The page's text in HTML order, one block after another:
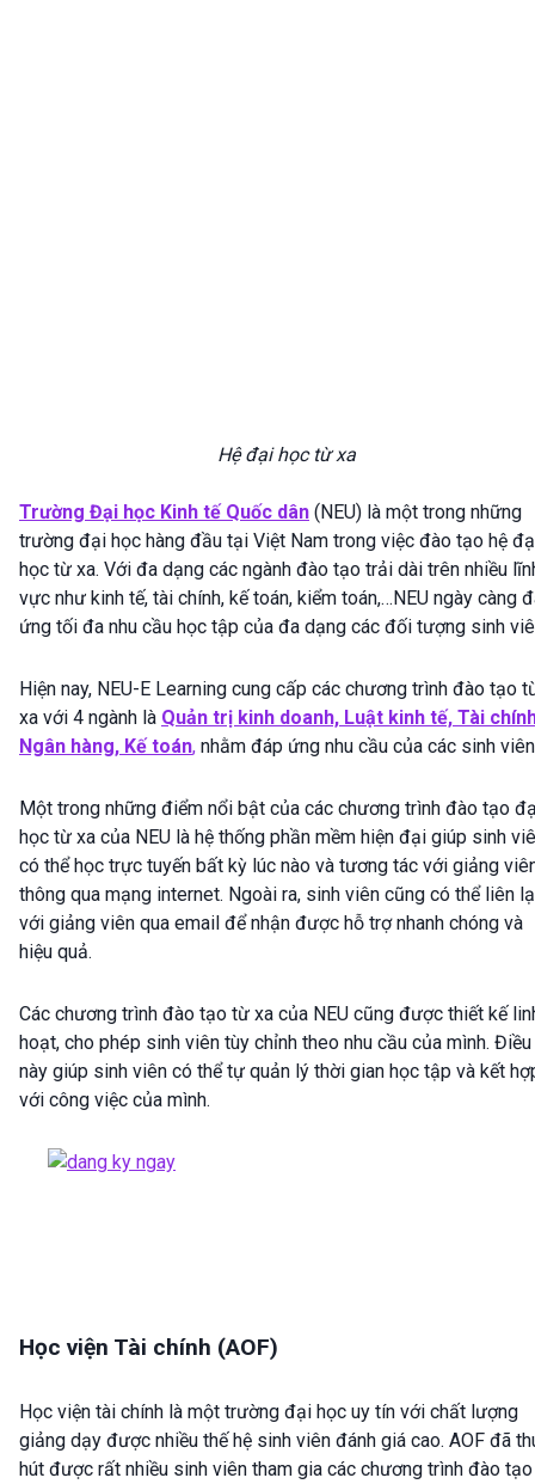
Hệ đại học từ xa
Trường Đại học Kinh tế Quốc dân (NEU) là một trong những
trường đại học hàng đầu tại Việt Nam trong việc đào tạo hệ
học từ xa. Với đa dạng các ngành đào tạo trải dài trên nhiều
vực như kinh tế, tài chính, kế toán, kiểm toán,…NEU ngày càng
ứng tối đa nhu cầu học tập của đa dạng các đối tượng sinh
Hiện nay, NEU-E Learning cung cấp các chương trình đào tạo
xa với 4 ngành là Quản trị kinh doanh, Luật kinh tế, Tài
Ngân hàng, Kế toán, nhằm đáp ứng nhu cầu của các sinh
Một trong những điểm nổi bật của các chương trình đào tạo
học từ xa của NEU là hệ thống phần mềm hiện đại giúp sinh
có thể học trực tuyến bất kỳ lúc nào và tương tác với giảng
thông qua mạng internet. Ngoài ra, sinh viên cũng có thể liên
với giảng viên qua email để nhận được hỗ trợ nhanh chóng và
hiệu quả.
Các chương trình đào tạo từ xa của NEU cũng được thiết kế
hoạt, cho phép sinh viên tùy chỉnh theo nhu cầu của mình. Điều
này giúp sinh viên có thể tự quản lý thời gian học tập và kết
với công việc của mình.
Học viện Tài chính (AOF)
Học viện tài chính là một trường đại học uy tín với chất lượng
giảng dạy được nhiều thế hệ sinh viên đánh giá cao. AOF đã
hút được rất nhiều sinh viên tham gia các chương trình đào tạo